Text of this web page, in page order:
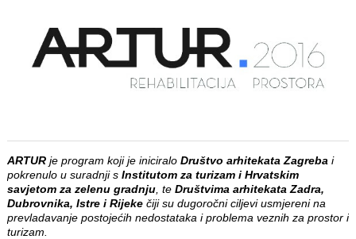
ARTURje program koji je iniciralo Društvo arhitekata Zagreba i
pokrenulo u suradnji s Institutom za turizam i Hrvatskim
savjetom za zelenu gradnju, te Društvima arhitekata Zadra,
Dubrovnika, Istre i Rijekečiji su dugoročni ciljevi usmjereni na
prevladavanje postojećih nedostataka i problema veznih za prostor i
turizam.